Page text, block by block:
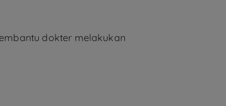
dokter melakukan